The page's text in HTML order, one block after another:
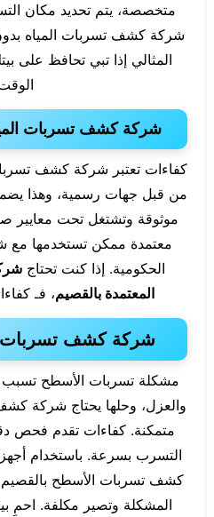
متخصصة، يتم تحديد مكان
شركة كشف تسربات المياه
المثالي إذا تبي تحافظ على
شركة كشف تسربات
كفاءات تعتبر شركة كشف
من قبل جهات رسمية، وهذا
موثوقة وتشتغل تحت معايير
معتمدة ممكن تستخدمها مع
الحكومية. إذا كنت تحتاج
المعتمدة بالقصيم، فـ
شركة كشف تسربات
مشكلة تسربات الأسطح تسبب
والعزل، وحلها يحتاج شركة
متمكنة. كفاءات تقدم فحص
التسرب بسرعة. باستخدام
كشف تسربات الأسطح بالقصيم
المشكلة وتصير مكلفة. احمِ